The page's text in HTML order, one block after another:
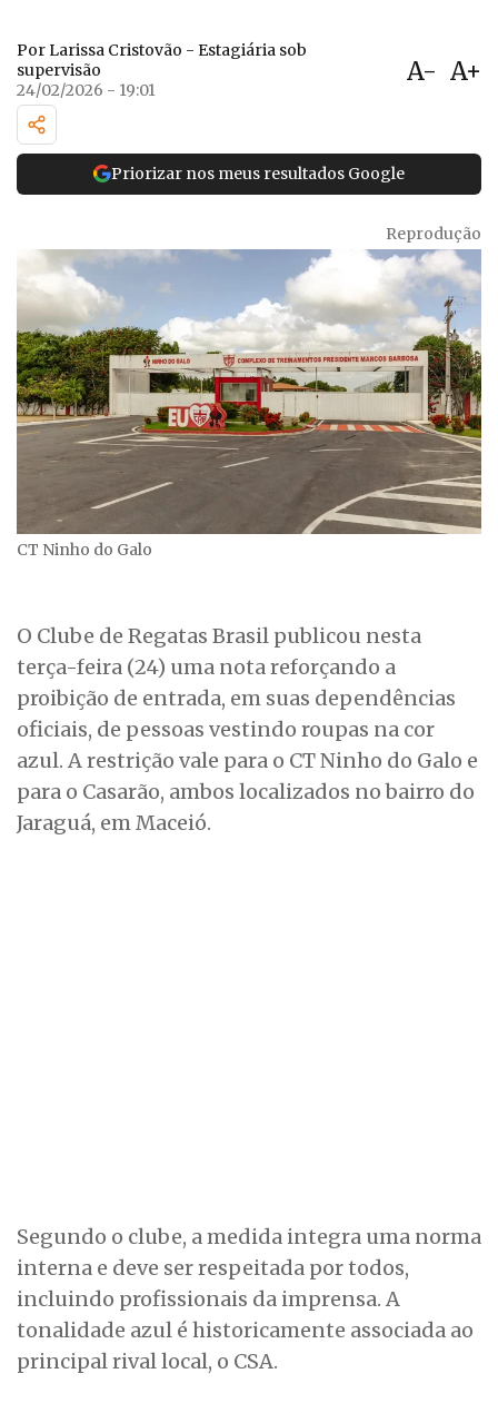
Por Larissa Cristovão - Estagiária sob
supervisão
24/02/2026 - 19:01
A- A+
Priorizar nos meus resultados Google
Reprodução
CT Ninho do Galo
O Clube de Regatas Brasil publicou nesta
terça-feira (24) uma nota reforçando a
proibição de entrada, em suas dependências
oficiais, de pessoas vestindo roupas na cor
azul. A restrição vale para o CT Ninho do Galo e
para o Casarão, ambos localizados no bairro do
Jaraguá, em Maceió.
Segundo o clube, a medida integra uma norma
interna e deve ser respeitada por todos,
incluindo profissionais da imprensa. A
tonalidade azul é historicamente associada ao
principal rival local, o CSA.